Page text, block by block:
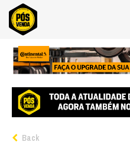
Back